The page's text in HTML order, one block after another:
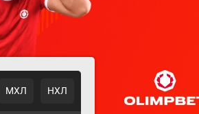
МХЛ НХЛ